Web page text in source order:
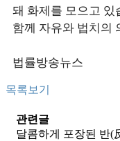
돼 화제를 모으고 있
함께 자유와 법치의
법률방송뉴스
목록보기
관련글
달콤하게 포장된 반(